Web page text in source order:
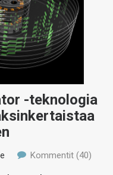
-teknologia
Kommentit (40)